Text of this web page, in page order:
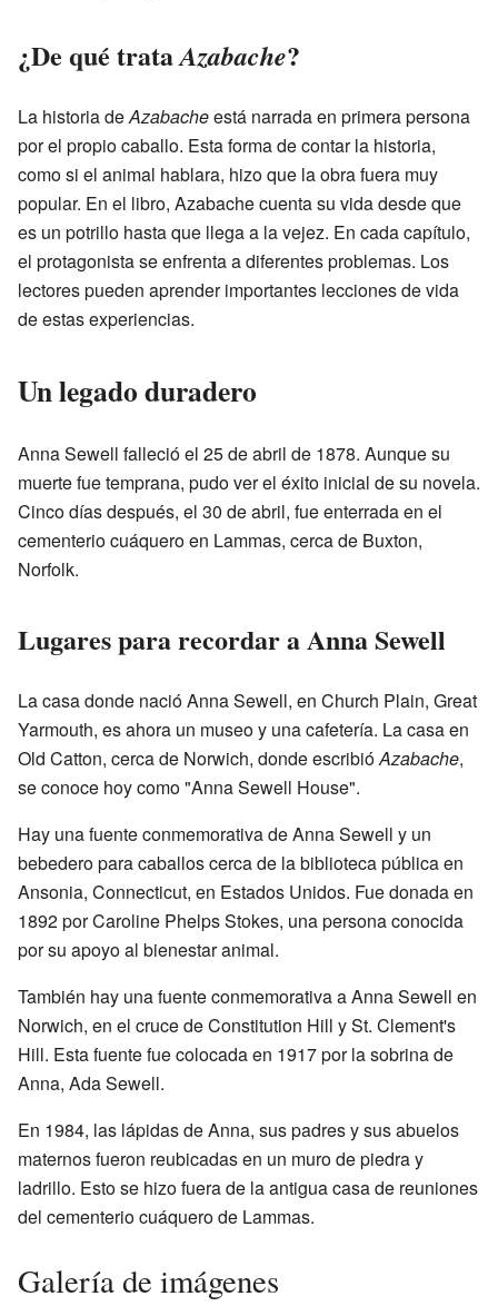
¿De qué trataAzabache?
La historia deAzabacheestá narrada en primera persona
por el propio caballo. Esta forma de contar la historia,
como si el animal hablara, hizo que la obra fuera muy
popular. En el libro, Azabache cuenta su vida desde que
es un potrillo hasta que llega a la vejez. En cada capítulo,
el protagonista se enfrenta a diferentes problemas. Los
lectores pueden aprender importantes lecciones de vida
de estas experiencias.
Un legado duradero
Anna Sewell falleció el 25 de abril de 1878. Aunque su
muerte fue temprana, pudo ver el éxito inicial de su novela.
Cinco días después, el 30 de abril, fue enterrada en el
cementerio cuáquero en Lammas, cerca de Buxton,
Norfolk.
Lugares para recordar a Anna Sewell
La casa donde nació Anna Sewell, en Church Plain, Great
Yarmouth, es ahora un museo y una cafetería. La casa en
Old Catton, cerca de Norwich, donde escribióAzabache,
se conoce hoy como "Anna Sewell House".
Hay una fuente conmemorativa de Anna Sewell y un
bebedero para caballos cerca de la biblioteca pública en
Ansonia, Connecticut, en Estados Unidos. Fue donada en
1892 por Caroline Phelps Stokes, una persona conocida
por su apoyo al bienestar animal.
También hay una fuente conmemorativa a Anna Sewell en
Norwich, en el cruce de Constitution Hill y St. Clement's
Hill. Esta fuente fue colocada en 1917 por la sobrina de
Anna, Ada Sewell.
En 1984, las lápidas de Anna, sus padres y sus abuelos
maternos fueron reubicadas en un muro de piedra y
ladrillo. Esto se hizo fuera de la antigua casa de reuniones
del cementerio cuáquero de Lammas.
Galería de imágenes